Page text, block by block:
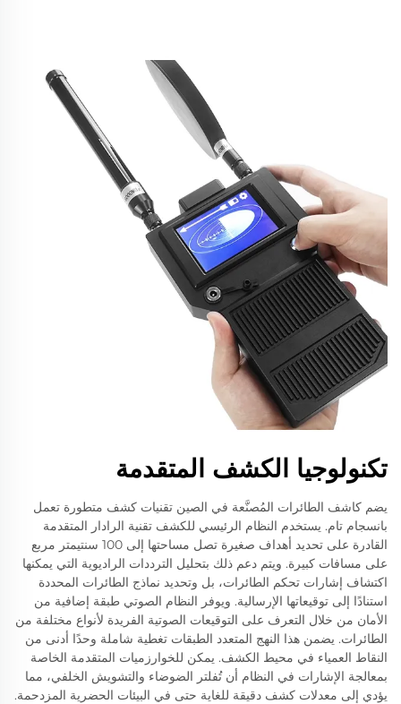
تكنولوجيا الكشف المتقدمة
يضم كاشف الطائرات المُصنَّعة في الصين تقنيات كشف متطورة تعمل
بانسجام تام. يستخدم النظام الرئيسي للكشف تقنية الرادار المتقدمة
القادرة على تحديد أهداف صغيرة تصل مساحتها إلى 100 سنتيمتر مربع
على مسافات كبيرة. ويتم دعم ذلك بتحليل الترددات الراديوية التي يمكنها
اكتشاف إشارات تحكم الطائرات، بل وتحديد نماذج الطائرات المحددة
استنادًا إلى توقيعاتها الإرسالية. ويوفر النظام الصوتي طبقة إضافية من
الأمان من خلال التعرف على التوقيعات الصوتية الفريدة لأنواع مختلفة من
الطائرات. يضمن هذا النهج المتعدد الطبقات تغطية شاملة وحدًا أدنى من
النقاط العمياء في محيط الكشف. يمكن للخوارزميات المتقدمة الخاصة
بمعالجة الإشارات في النظام أن تُفلتر الضوضاء والتشويش الخلفي، مما
يؤدي إلى معدلات كشف دقيقة للغاية حتى في البيئات الحضرية المزدحمة.